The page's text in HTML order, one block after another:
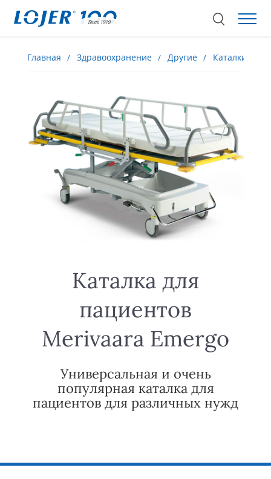
Главная Здравоохранение Другие Каталки
Каталка для
пациентов
Merivaara Emergo
Универсальная и очень
популярная каталка для
пациентов для различных нужд